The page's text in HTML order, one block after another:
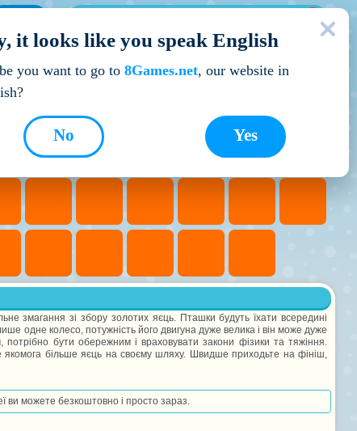
Кращі ігри
змагання зі збору золотих яєць. Пташки будуть їхати всередині
одне колесо, потужність його двигуна дуже велика і він може дуже
бути обережним і враховувати закони фізики та тяжіння.
якомога більше яєць на своєму шляху. Швидше приходьте на фініш,
ви можете безкоштовно і просто зараз.
it looks like you speak English
you want to go to 8Games.net, our website in
Yes
No